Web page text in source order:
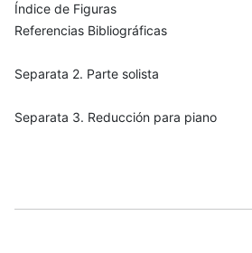
Índice de Figuras
Referencias Bibliográficas
Separata 2. Parte solista
Separata 3. Reducción para piano